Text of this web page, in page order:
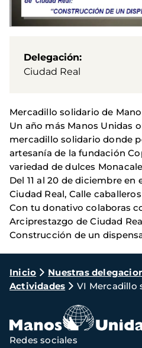
Delegación
Ciudad Real
Mercadillo solidario de
Un año más Manos Unidas
mercadillo solidario donde
artesanía de la fundación
variedad de dulces
Del 11 al 20 de diciembre
Ciudad Real, Calle caballeros
Con tu donativo colaboras
Arciprestazgo de Ciudad
Construcción de un
Ruta
de
navegación
Inicio Nuestras
Actividades
VI Mercadillo
Redes sociales